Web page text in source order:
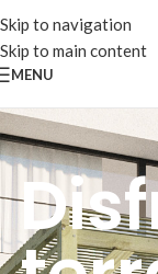
Skip to navigation
Skip to main content
MENU